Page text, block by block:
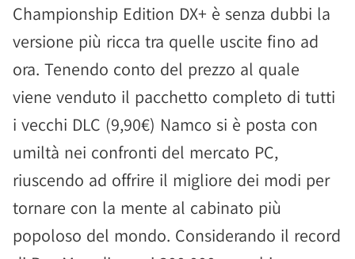
Championship Edition DX+ è senza dubbi la
versione più ricca tra quelle uscite fino ad
ora. Tenendo conto del prezzo al quale
viene venduto il pacchetto completo di tutti
i vecchi DLC (9,90€) Namco si è posta con
umiltà nei confronti del mercato PC,
riuscendo ad offrire il migliore dei modi per
tornare con la mente al cabinato più
popoloso del mondo. Considerando il record